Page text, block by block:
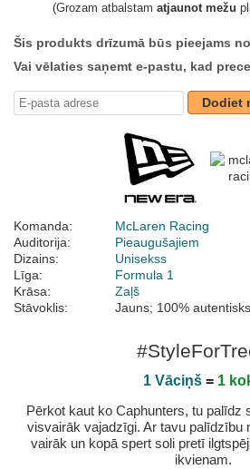
(Grozam atbalstam atjaunot mežu
Šis produkts drīzumā būs pieejams
Vai vēlaties saņemt e-pastu, kad
Dodiet
Komanda:
McLaren Racing
Auditorija:
Pieaugušajiem
Dizains:
Unisekss
Līga:
Formula 1
Krāsa:
Zaļš
Stāvoklis:
Jauns; 100% autentisks
1 Vāciņš = 1
Pērkot kaut ko Caphunters, tu palīdz
visvairāk vajadzīgi. Ar tavu palīdzību
vairāk un kopā spert soli pretī
ikvienam.